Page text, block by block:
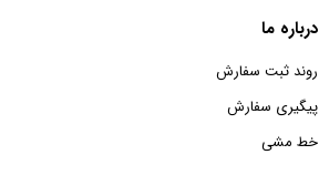
درباره ما
روند ثبت سفارش
پیگیری سفارش
خط مشی